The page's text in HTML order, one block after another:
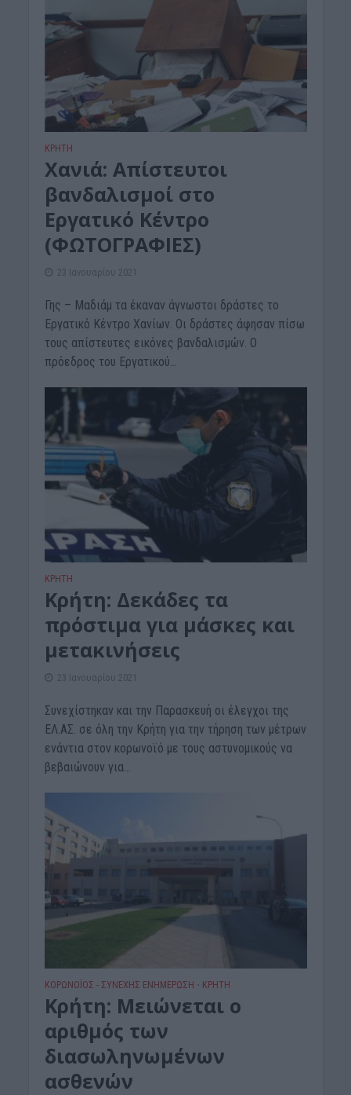
ΚΡΗΤΗ
Xανιά: Απίστευτοι
βανδαλισμοί στο
Εργατικό Κέντρο
(ΦΩΤΟΓΡΑΦΙΕΣ)
23 Ιανουαρίου 2021
Γης – Μαδιάμ τα έκαναν άγνωστοι δράστες το
Εργατικό Κέντρο Χανίων. Οι δράστες άφησαν πίσω
τους απίστευτες εικόνες βανδαλισμών. Ο
πρόεδρος του Εργατικού...
ΚΡΗΤΗ
Κρήτη: Δεκάδες τα
πρόστιμα για μάσκες και
μετακινήσεις
23 Ιανουαρίου 2021
Συνεχίστηκαν και την Παρασκευή οι έλεγχοι της
ΕΛ.ΑΣ. σε όλη την Κρήτη για την τήρηση των μέτρων
ενάντια στον κορωνοϊό με τους αστυνομικούς να
βεβαιώνουν για...
ΚΟΡΩΝΟΪΟΣ - ΣΥΝΕΧΗΣ ΕΝΗΜΕΡΩΣΗ • ΚΡΗΤΗ
Κρήτη: Μειώνεται ο
αριθμός των
διασωληνωμένων
ασθενών